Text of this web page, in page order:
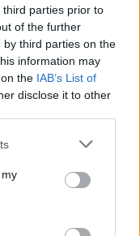
parties prior to
of the further
third parties on the
information may
the IAB’s List of
disclose it to other
Google News
.
στο Instagram